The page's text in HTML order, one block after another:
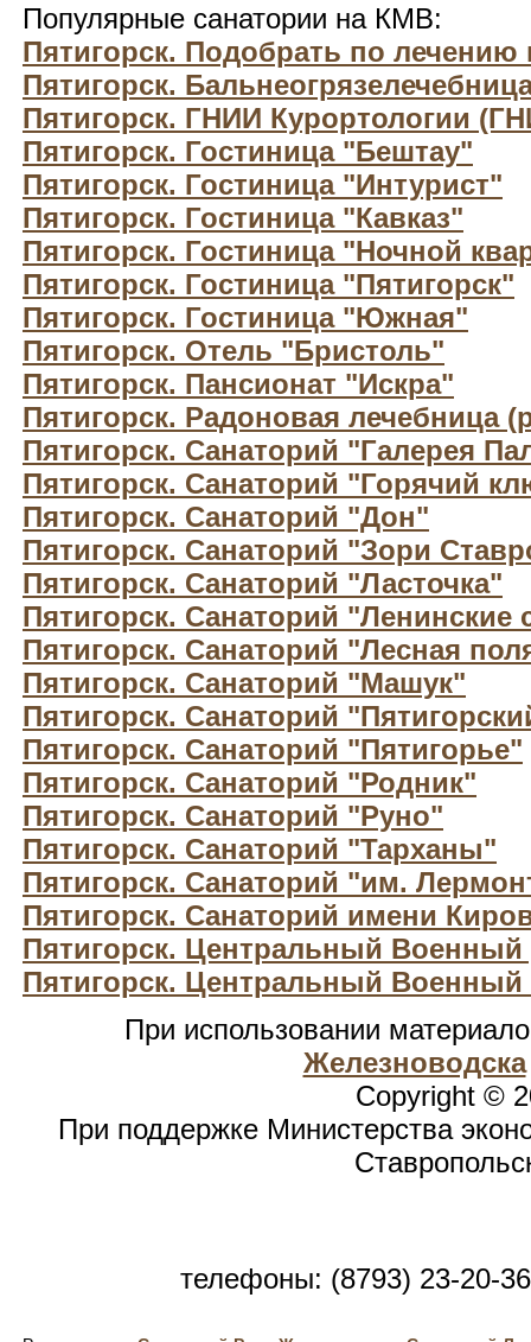
Популярные санатории на КМВ:
Пятигорск. Подобрать по
Пятигорск.
Пятигорск. ГНИИ Курортологии
Пятигорск. Гостиница "Бештау"
Пятигорск. Гостиница "Интурист"
Пятигорск. Гостиница "Кавказ"
Пятигорск. Гостиница "Ночной
Пятигорск. Гостиница "Пятигорск"
Пятигорск. Гостиница "Южная"
Пятигорск. Отель "Бристоль"
Пятигорск. Пансионат "Искра"
Пятигорск. Радоновая лечебница
Пятигорск. Санаторий "Галерея
Пятигорск. Санаторий "Горячий
Пятигорск. Санаторий "Дон"
Пятигорск. Санаторий "Зори
Пятигорск. Санаторий "Ласточка"
Пятигорск. Санаторий "Ленинские
Пятигорск. Санаторий "Лесная
Пятигорск. Санаторий "Машук"
Пятигорск. Санаторий
Пятигорск. Санаторий "Пятигорье"
Пятигорск. Санаторий "Родник"
Пятигорск. Санаторий "Руно"
Пятигорск. Санаторий "Тарханы"
Пятигорск. Санаторий "им.
Пятигорск. Санаторий имени
Пятигорск. Центральный Военный
Пятигорск. Центральный Военный
При использовании
Железноводска
Copyright ©
При поддержке Министерства
телефоны: (8793) 23-20-